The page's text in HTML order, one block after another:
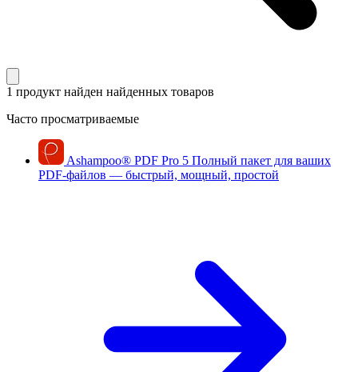
1 продукт найден найденных товаров
Часто просматриваемые
Ashampoo® PDF Pro 5 Полный пакет для ваших
PDF-файлов — быстрый, мощный, простой